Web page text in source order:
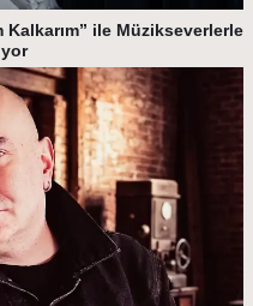
ile Müzikseverlerle